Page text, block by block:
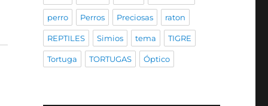
perro Perros Preciosas raton
REPTILES Simios tema TIGRE
Tortuga TORTUGAS Óptico